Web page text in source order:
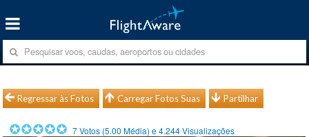
Regressar às Fotos Carregar Fotos Suas Partilhar
7Votos (5.00 Média) e4.244Visualizações